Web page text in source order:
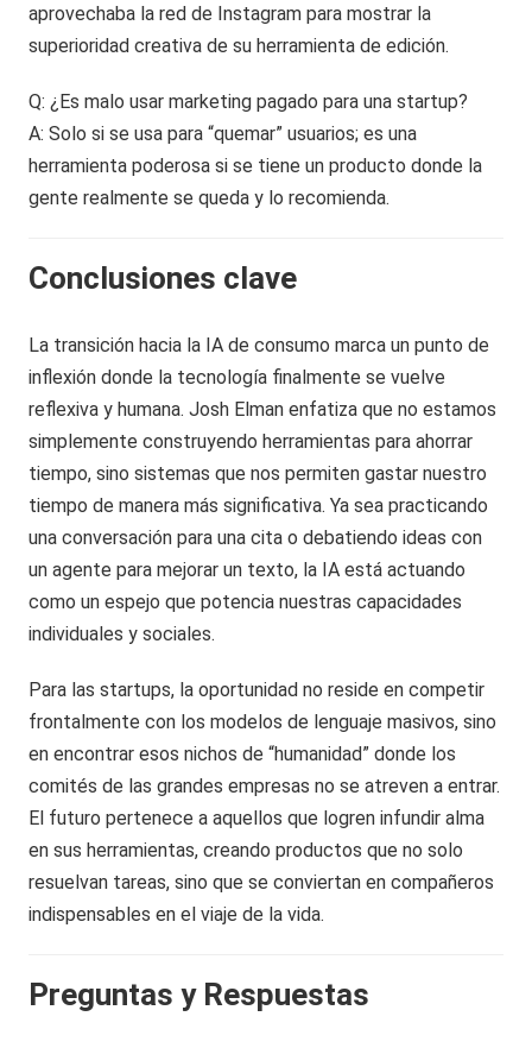
aprovechaba la red de Instagram para mostrar la
superioridad creativa de su herramienta de edición.
Q: ¿Es malo usar marketing pagado para una startup?
A: Solo si se usa para “quemar” usuarios; es una
herramienta poderosa si se tiene un producto donde la
gente realmente se queda y lo recomienda.
Conclusiones clave
La transición hacia la IA de consumo marca un punto de
inflexión donde la tecnología finalmente se vuelve
reflexiva y humana. Josh Elman enfatiza que no estamos
simplemente construyendo herramientas para ahorrar
tiempo, sino sistemas que nos permiten gastar nuestro
tiempo de manera más significativa. Ya sea practicando
una conversación para una cita o debatiendo ideas con
un agente para mejorar un texto, la IA está actuando
como un espejo que potencia nuestras capacidades
individuales y sociales.
Para las startups, la oportunidad no reside en competir
frontalmente con los modelos de lenguaje masivos, sino
en encontrar esos nichos de “humanidad” donde los
comités de las grandes empresas no se atreven a entrar.
El futuro pertenece a aquellos que logren infundir alma
en sus herramientas, creando productos que no solo
resuelvan tareas, sino que se conviertan en compañeros
indispensables en el viaje de la vida.
Preguntas y Respuestas